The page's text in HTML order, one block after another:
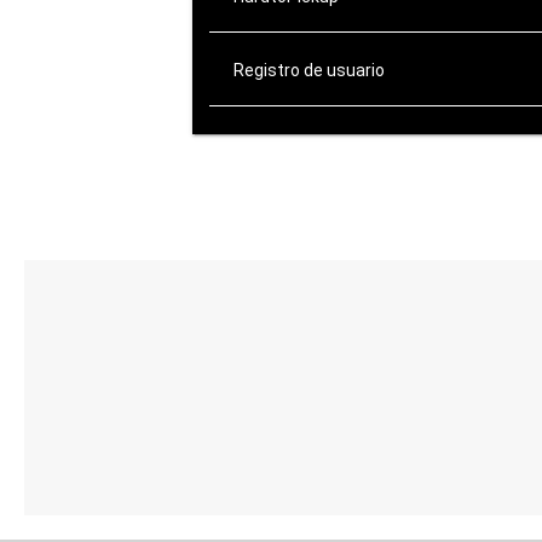
Registro de usuario